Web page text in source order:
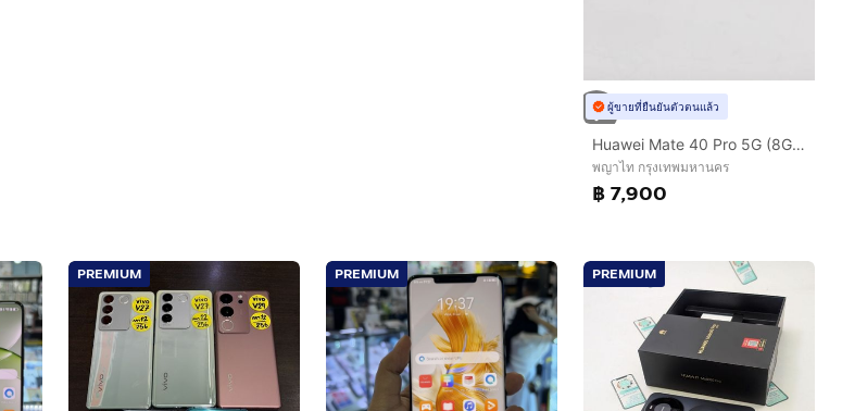
ผู้ขายที่ยืนยันตัวตนแล้ว
Huawei Mate 40 Pro 5G (8GB 256GB) Kirin 9000 Leica Camera จอ OLED 90Hz Dual SIM เครื่องไทย
พญาไท กรุงเทพมหานคร
฿ 7,900
PREMIUM PREMIUM PREMIUM